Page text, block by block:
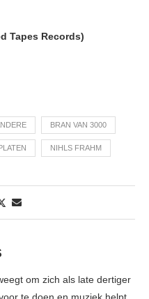
Tapes Records)
BRAN VAN 3000
NIHLS FRAHM
om zich als late dertiger